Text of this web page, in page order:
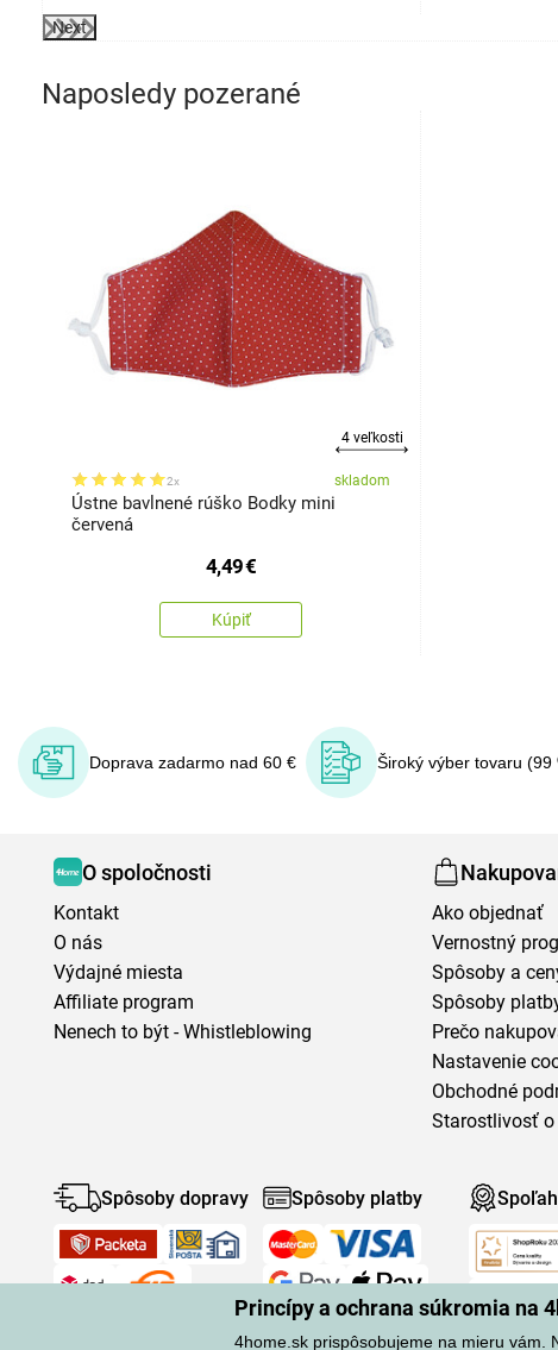
Princípy a ochrana súkromia na
4home.sk prispôsobujeme na mieru vám.
Next
Naposledy pozerané
4 veľkosti
2x skladom
Ústne bavlnené rúško Bodky mini
červená
4,49€
Kúpiť
Doprava zadarmo nad 60 € Široký výber tovaru (99
O spoločnosti
Kontakt
O nás
Výdajné miesta
Affiliate program
Nenech to být - Whistleblowing
Ako objednať
Vernostný
Spôsoby a
Spôsoby
Prečo
Nastavenie
Obchodné
Starostlivosť o
Spôsoby dopravy Spôsoby platby